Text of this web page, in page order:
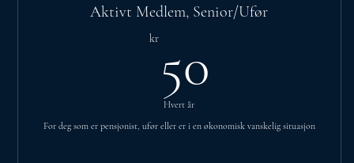
Gratis hjelp med søknadskriving på foreningsdager
Fellesskap-chat på messenger, med ulike chat-rom
Vær med å utvikle egne arrangementer for unge
Aktivt Medlem, Senior/Ufør
kr 50
Hvert år
For deg som er pensjonist, ufør eller er i en økonomisk vanskelig situasjon